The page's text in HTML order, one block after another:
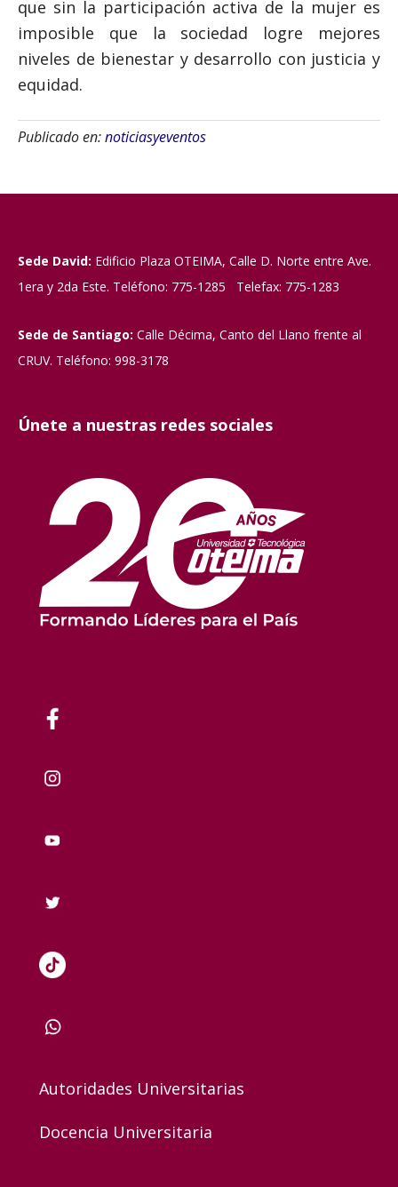
que sin la participación activa de la mujer es
imposible que la sociedad logre mejores
niveles de bienestar y desarrollo con justicia y
equidad.
Publicado en:noticiasyeventos
Sede David: Edificio Plaza OTEIMA, Calle D. Norte entre Ave.
1era y 2da Este. Teléfono: 775-1285 Telefax: 775-1283
Sede de Santiago: Calle Décima, Canto del Llano frente al
CRUV. Teléfono: 998-3178
Únete a nuestras redes sociales
Autoridades Universitarias
Docencia Universitaria